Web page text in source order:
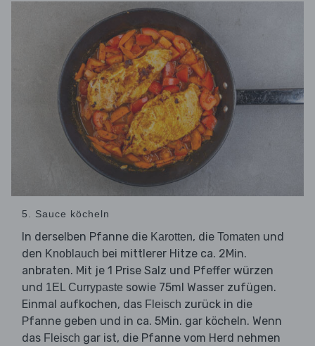
5. Sauce köcheln
In derselben Pfanne die Karotten, die Tomaten und
den Knoblauch bei mittlerer Hitze ca. 2Min.
anbraten. Mit je 1 Prise Salz und Pfeffer würzen
und 1EL Currypaste sowie 75ml Wasser zufügen.
Einmal aufkochen, das Fleisch zurück in die
Pfanne geben und in ca. 5Min. gar köcheln. Wenn
das Fleisch gar ist, die Pfanne vom Herd nehmen